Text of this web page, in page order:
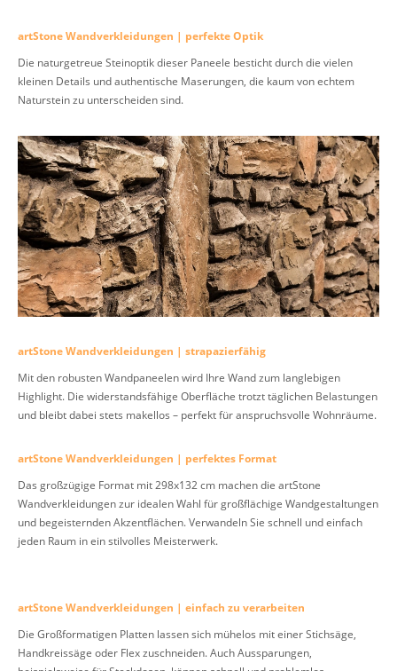
artStone Wandverkleidungen | perfekte Optik
Die naturgetreue Steinoptik dieser Paneele besticht durch die vielen
kleinen Details und authentische Maserungen, die kaum von echtem
Naturstein zu unterscheiden sind.
artStone Wandverkleidungen | strapazierfähig
Mit den robusten Wandpaneelen wird Ihre Wand zum langlebigen
Highlight. Die widerstandsfähige Oberfläche trotzt täglichen Belastungen
und bleibt dabei stets makellos – perfekt für anspruchsvolle Wohnräume.
artStone Wandverkleidungen | perfektes Format
Das großzügige Format mit 298x132 cm machen die artStone
Wandverkleidungen zur idealen Wahl für großflächige Wandgestaltungen
und begeisternden Akzentflächen. Verwandeln Sie schnell und einfach
jeden Raum in ein stilvolles Meisterwerk.
artStone Wandverkleidungen | einfach zu verarbeiten
Die Großformatigen Platten lassen sich mühelos mit einer Stichsäge,
Handkreissäge oder Flex zuschneiden. Auch Aussparungen,